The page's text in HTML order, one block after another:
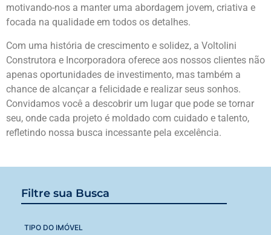
Filtre sua Busca
TIPO DO IMÓVEL
motivando-nos a manter uma abordagem jovem, criativa e
focada na qualidade em todos os detalhes.
Com uma história de crescimento e solidez, a Voltolini
Construtora e Incorporadora oferece aos nossos clientes não
apenas oportunidades de investimento, mas também a
chance de alcançar a felicidade e realizar seus sonhos.
Convidamos você a descobrir um lugar que pode se tornar
seu, onde cada projeto é moldado com cuidado e talento,
refletindo nossa busca incessante pela excelência.